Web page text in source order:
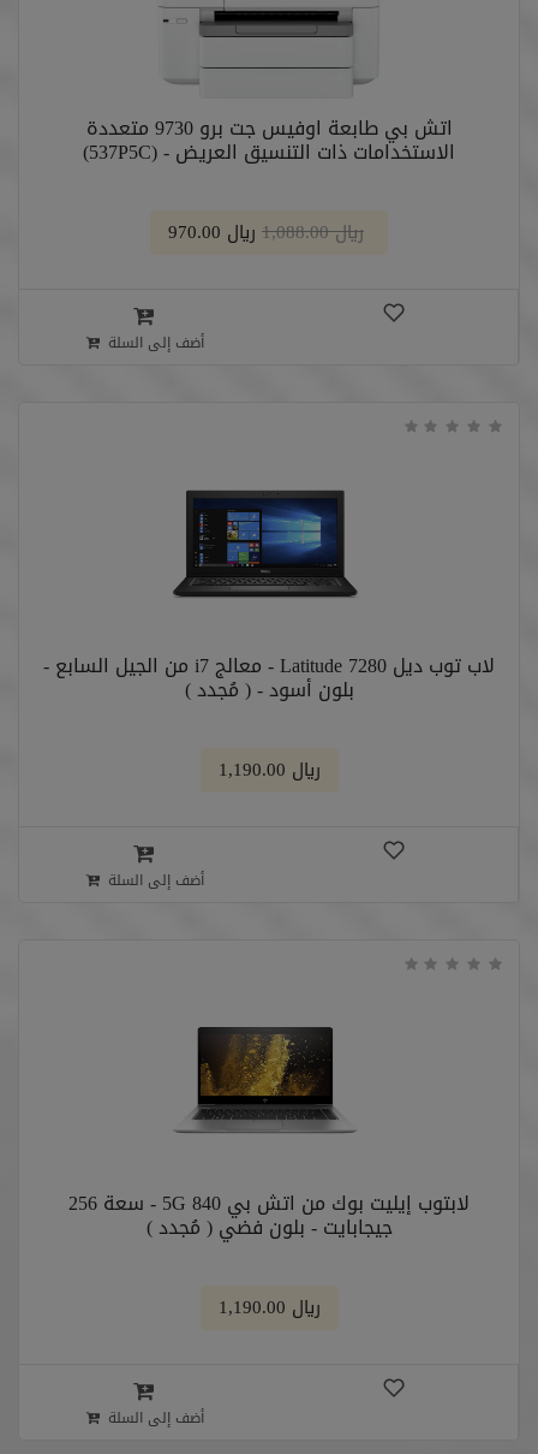
اتش بي طابعة اوفيس جت برو 9730 متعددة
الاستخدامات ذات التنسيق العريض - (537P5C)
﷼ 1,088.00 ﷼ 970.00
أضف إلى السلة
لاب توب ديل Latitude 7280 - معالج i7 من الجيل السابع -
بلون أسود - ( مُجدد )
﷼ 1,190.00
أضف إلى السلة
لابتوب إيليت بوك من اتش بي 840 5G - سعة 256
جيجابايت - بلون فضي ( مُجدد )
﷼ 1,190.00
أضف إلى السلة